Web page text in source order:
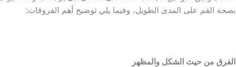
بصحة الفم على المدى الطويل، وفيما يلي توضيح أهم الفروقات:
الفرق من حيث الشكل والمظهر